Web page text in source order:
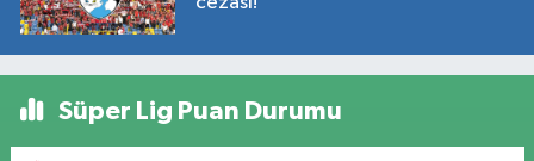
Süper Lig Puan Durumu